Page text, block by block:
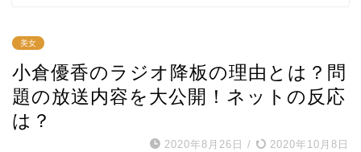
美女
小倉優香のラジオ降板の理由とは？問
題の放送内容を大公開！ネットの反応
は？
2020年8月26日 / 2020年10月8日